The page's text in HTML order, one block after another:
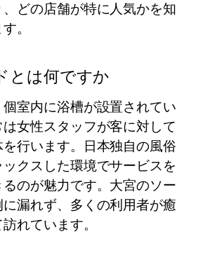
どの店舗が特に人気かを知
。
とは何ですか
室内に浴槽が設置されてい
女性スタッフが客に対して
行います。日本独自の風俗
クスした環境でサービスを
のが魅力です。大宮のソー
漏れず、多くの利用者が癒
れています。